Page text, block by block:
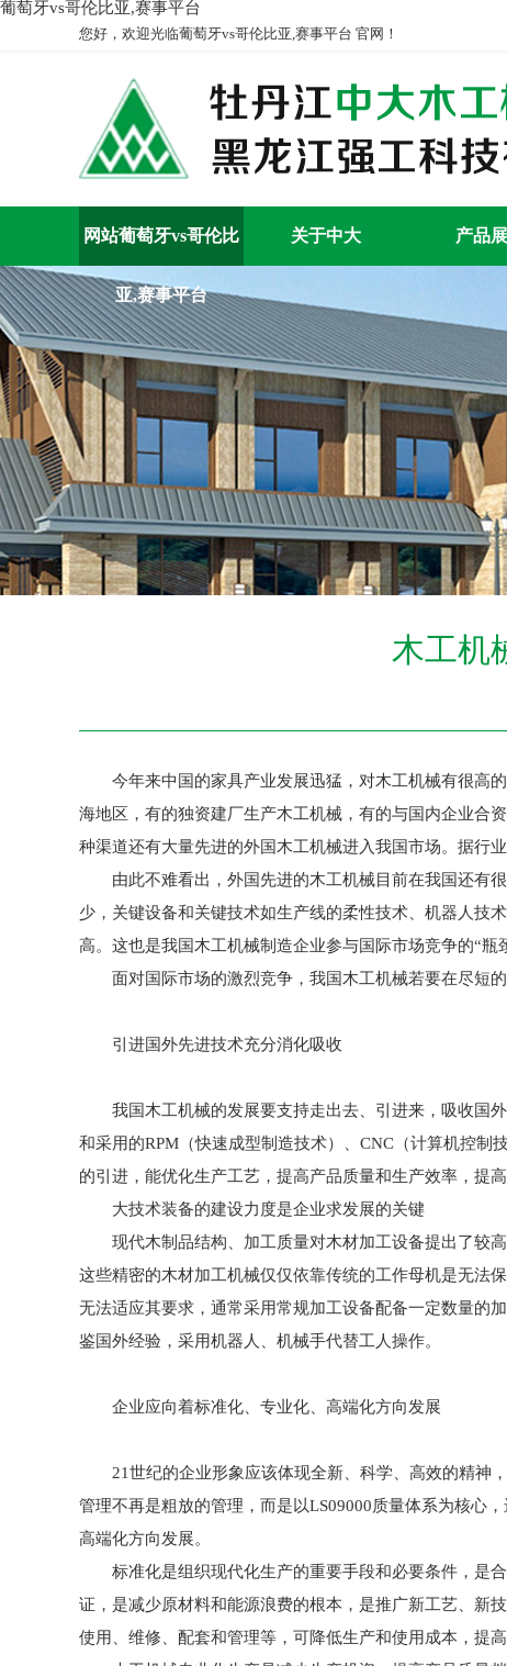
葡萄牙vs哥伦比亚,赛事平台
您好，欢迎光临葡萄牙vs哥伦比亚,赛事平台 官网！
网站葡萄牙vs哥伦比
亚,赛事平台
关于中大 产品
木工机
今年来中国的家具产业发展迅猛，对木工机械有很高的
海地区，有的独资建厂生产木工机械，有的与国内企业合
种渠道还有大量先进的外国木工机械进入我国市场。据行
由此不难看出，外国先进的木工机械目前在我国还有很
少，关键设备和关键技术如生产线的柔性技术、机器人技
高。这也是我国木工机械制造企业参与国际市场竞争的“瓶
面对国际市场的激烈竞争，我国木工机械若要在尽短的
引进国外先进技术充分消化吸收
我国木工机械的发展要支持走出去、引进来，吸收国外
和采用的RPM（快速成型制造技术）、CNC（计算机控
的引进，能优化生产工艺，提高产品质量和生产效率，提
大技术装备的建设力度是企业求发展的关键
现代木制品结构、加工质量对木材加工设备提出了较高
这些精密的木材加工机械仅仅依靠传统的工作母机是无法
无法适应其要求，通常采用常规加工设备配备一定数量的
鉴国外经验，采用机器人、机械手代替工人操作。
企业应向着标准化、专业化、高端化方向发展
21世纪的企业形象应该体现全新、科学、高效的精神，
管理不再是粗放的管理，而是以LS09000质量体系为核心
高端化方向发展。
标准化是组织现代化生产的重要手段和必要条件，是合
证，是减少原材料和能源浪费的根本，是推广新工艺、新
使用、维修、配套和管理等，可降低生产和使用成本，提高